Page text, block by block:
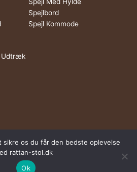
Spejlbord
Spejl Kommode
Udtræk
af Tropic Traffic LLC-FZ | The Meydan
floor, Nad Al Sheba | Dubai | UAE
Rattan Stol | All rights reserved
sikre os du får den bedste oplevelse
rattan-stol.dk
Ok